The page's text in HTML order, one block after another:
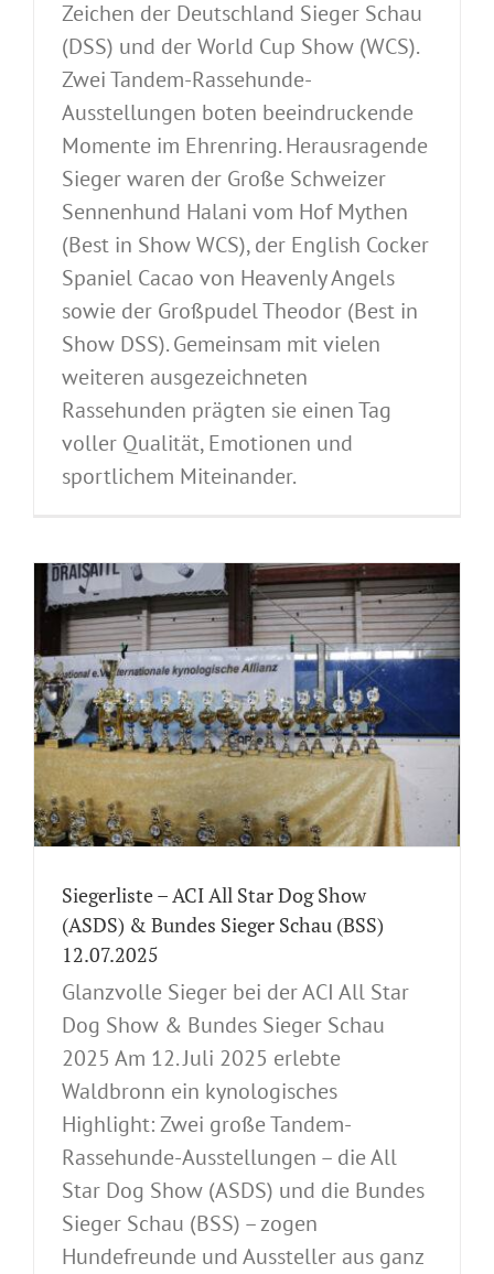
Zeichen der Deutschland Sieger Schau
(DSS) und der World Cup Show (WCS).
Zwei Tandem-Rassehunde-
Ausstellungen boten beeindruckende
Momente im Ehrenring. Herausragende
Sieger waren der Große Schweizer
Sennenhund Halani vom Hof Mythen
(Best in Show WCS), der English Cocker
Spaniel Cacao von Heavenly Angels
sowie der Großpudel Theodor (Best in
Show DSS). Gemeinsam mit vielen
weiteren ausgezeichneten
Rassehunden prägten sie einen Tag
voller Qualität, Emotionen und
sportlichem Miteinander.
Siegerliste – ACI All Star Dog Show
(ASDS) & Bundes Sieger Schau (BSS)
12.07.2025
Glanzvolle Sieger bei der ACI All Star
Dog Show & Bundes Sieger Schau
2025 Am 12. Juli 2025 erlebte
Waldbronn ein kynologisches
Highlight: Zwei große Tandem-
Rassehunde-Ausstellungen – die All
Star Dog Show (ASDS) und die Bundes
Sieger Schau (BSS) – zogen
Hundefreunde und Aussteller aus ganz